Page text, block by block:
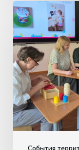
Обучающая
встреча
для
педагогов
по
материалов
Монтессори